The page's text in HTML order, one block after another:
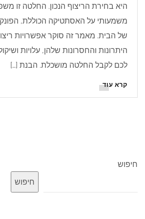
היא בחירת הריצוף הנכון. החלטה זו
משמעותי על האסתטיקה הכוללת,
של הבית. מאמר זה סוקר אפשרויות
היתרונות והחסרונות שלהן, עלויות
לכם לקבל החלטה מושכלת. הבנת […]
קרא עוד
חיפוש
חיפוש